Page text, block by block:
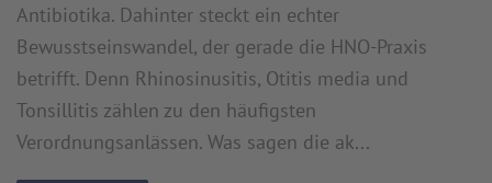
Antibiotika. Dahinter steckt ein echter
Bewusstseinswandel, der gerade die HNO-Praxis
betrifft. Denn Rhinosinusitis, Otitis media und
Tonsillitis zählen zu den häufigsten
Verordnungsanlässen. Was sagen die ak...